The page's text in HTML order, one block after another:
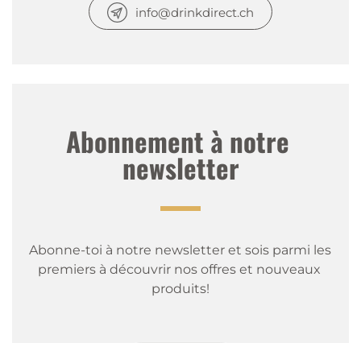
info@drinkdirect.ch
Abonnement à notre
newsletter
Abonne-toi à notre newsletter et sois parmi les
premiers à découvrir nos offres et nouveaux
produits!